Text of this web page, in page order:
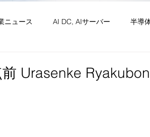
ニュース AI DC, AIサーバー 半導
Urasenke Ryakubon